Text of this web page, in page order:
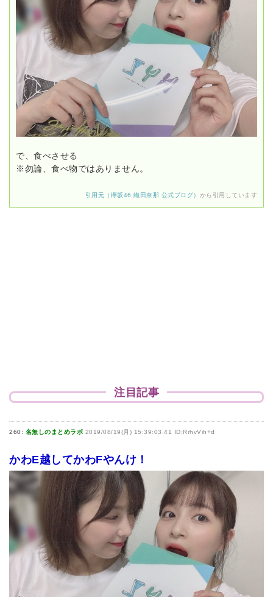
で、食べさせる
※勿論、食べ物ではありません。
引用元（欅坂46 織田奈那 公式ブログ） から引用しています
注目記事
260: 名無しのまとめラボ 2019/08/19(月) 15:39:03.41 ID:RrhvVih+d
かわE越してかわFやんけ！